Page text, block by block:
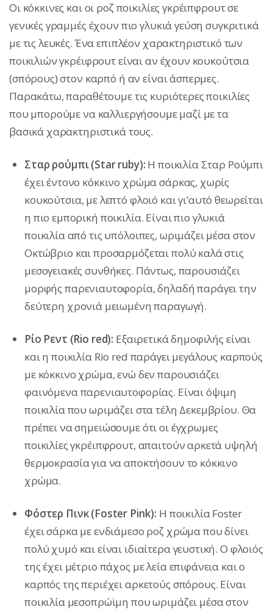
Οι κόκκινες και οι ροζ ποικιλίες γκρέιπφρουτ σε
γενικές γραμμές έχουν πιο γλυκιά γεύση συγκριτικά
με τις λευκές. Ένα επιπλέον χαρακτηριστικό των
ποικιλιών γκρέιφρουτ είναι αν έχουν κουκούτσια
(σπόρους) στον καρπό ή αν είναι άσπερμες.
Παρακάτω, παραθέτουμε τις κυριότερες ποικιλίες
που μπορούμε να καλλιεργήσουμε μαζί με τα
βασικά χαρακτηριστικά τους.
Σταρ ρούμπι (Star ruby): Η ποικιλία Σταρ Ρούμπι
έχει έντονο κόκκινο χρώμα σάρκας, χωρίς
κουκούτσια, με λεπτό φλοιό και γι’αυτό θεωρείται
η πιο εμπορική ποικιλία. Είναι πιο γλυκιά
ποικιλία από τις υπόλοιπες, ωριμάζει μέσα στον
Οκτώβριο και προσαρμόζεται πολύ καλά στις
μεσογειακές συνθήκες. Πάντως, παρουσιάζει
μορφής παρενιαυτοφορία, δηλαδή παράγει την
δεύτερη χρονιά μειωμένη παραγωγή.
Ρίο Ρεντ (Rio red): Εξαιρετικά δημοφιλής είναι
και η ποικιλία Rio red παράγει μεγάλους καρπούς
με κόκκινο χρώμα, ενώ δεν παρουσιάζει
φαινόμενα παρενιαυτοφορίας. Είναι όψιμη
ποικιλία που ωριμάζει στα τέλη Δεκεμβρίου. Θα
πρέπει να σημειώσουμε ότι οι έγχρωμες
ποικιλίες γκρέιπφρουτ, απαιτούν αρκετά υψηλή
θερμοκρασία για να αποκτήσουν το κόκκινο
χρώμα.
Φόστερ Πινκ (Foster Pink): H ποικιλία Foster
έχει σάρκα με ενδιάμεσο ροζ χρώμα που δίνει
πολύ χυμό και είναι ιδιαίτερα γευστική. Ο φλοιός
της έχει μέτριο πάχος με λεία επιφάνεια και ο
καρπός της περιέχει αρκετούς σπόρους. Είναι
ποικιλία μεσοπρώϊμη που ωριμάζει μέσα στον